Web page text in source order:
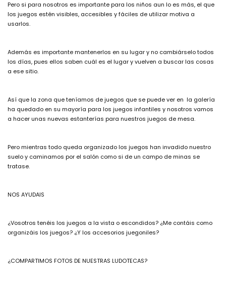
Pero si para nosotros es importante para los niños aun lo es más, el que
los juegos estén visibles, accesibles y fáciles de utilizar motiva a
usarlos.
Además es importante mantenerlos en su lugar y no cambiárselo todos
los días, pues ellos saben cuál es el lugar y vuelven a buscar las cosas
a ese sitio.
Así que la zona que teníamos de juegos que se puede ver en la galería
ha quedado en su mayoría para los juegos infantiles y nosotros vamos
a hacer unas nuevas estanterías para nuestros juegos de mesa.
Pero mientras todo queda organizado los juegos han invadido nuestro
suelo y caminamos por el salón como si de un campo de minas se
tratase.
NOS AYUDAIS
¿Vosotros tenéis los juegos a la vista o escondidos? ¿Me contáis como
organizáis los juegos? ¿Y los accesorios juegoniles?
¿COMPARTIMOS FOTOS DE NUESTRAS LUDOTECAS?